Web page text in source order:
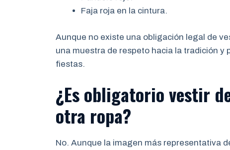
Faja roja en la cintura.
Aunque no existe una obligación legal de
una muestra de respeto hacia la tradición
fiestas.
¿Es obligatorio vestir
otra ropa?
No. Aunque la imagen más representativa